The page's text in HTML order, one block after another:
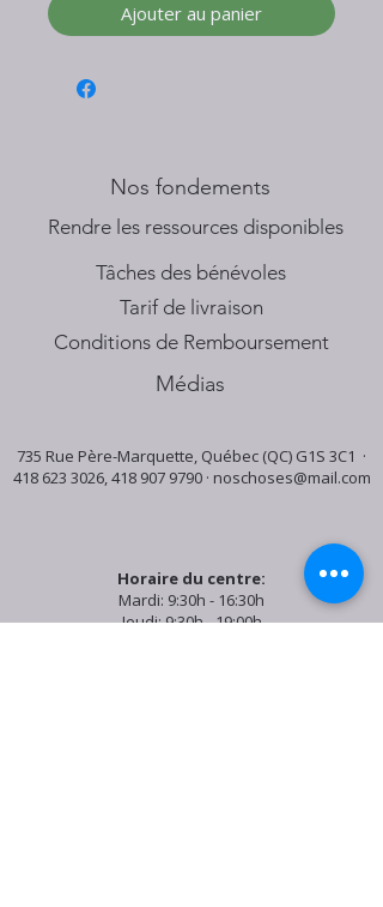
Ajouter au panier
Nos fondements
​Rendre les ressources disponibles
Tâches des bénévoles
Tarif de livraison
Conditions de Remboursement
Médias
735 Rue Père-Marquette, Québec (QC) G1S 3C1 ·
418 623 3026,418 907 9790· noschoses@mail.com
Horaire du centre:
Mardi: 9:30h - 16:30h
Jeudi: 9:30h - 19:00h